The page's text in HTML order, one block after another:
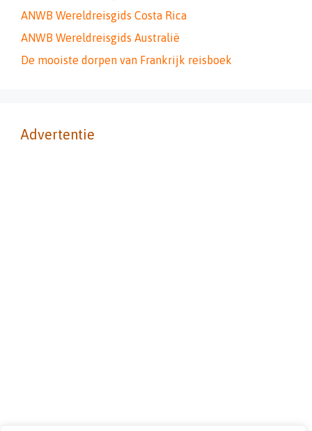
ANWB Wereldreisgids Costa Rica
ANWB Wereldreisgids Australië
De mooiste dorpen van Frankrijk reisboek
Advertentie